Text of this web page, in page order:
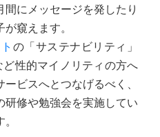
にメッセージを発したり
窺えます。
の「サステナビリティ」
性的マイノリティの方へ
ビスへとつなげるべく、
研修や勉強会を実施してい